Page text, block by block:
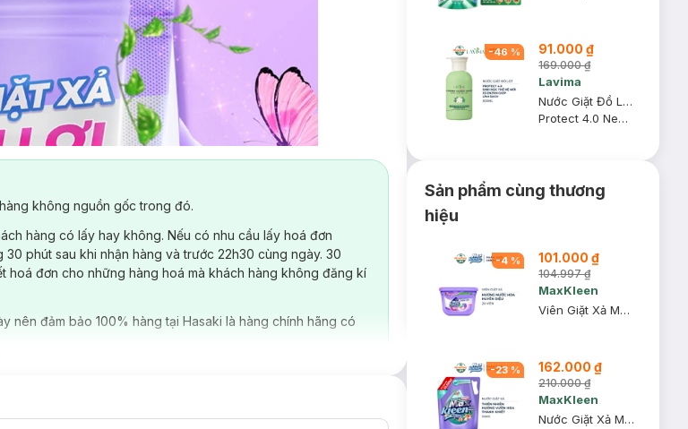
không nguồn gốc trong đó.
hàng có lấy hay không. Nếu có nhu cầu lấy hoá đơn
phút sau khi nhận hàng và trước 22h30 cùng ngày. 30
hoá đơn cho những hàng hoá mà khách hàng không đăng kí
nên đảm bảo 100% hàng tại Hasaki là hàng chính hãng có
-46 % 91.000 ₫
169.000 ₫
Lavima
Nước Giặt Đồ Lót Lavima Sinh Học Thế Hệ Mới Protect 4.0 300ml
Protect 4.0 New Generation Biological Laundry Detergent
Sản phẩm cùng thương
hiệu
-4 % 101.000 ₫
104.997 ₫
MaxKleen
Viên Giặt Xả MaxKleen Hương Nước Hoa Huyền Diệu 20 Viên
-23 % 162.000 ₫
210.000 ₫
MaxKleen
Nước Giặt Xả MaxKleen Thiên Nhiên Vườn Hoa Thanh Khiết 3.6kg